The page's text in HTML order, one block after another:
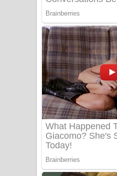
යායේ දිලෙනා
Ow Man Sosa
සෝසා ගීතයේ
Heavy Weight
Aye
ලංවීලා ගීතයේ